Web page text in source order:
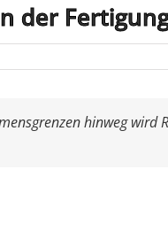
der
hinweg wird